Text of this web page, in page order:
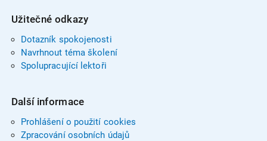
Užitečné odkazy
Dotazník spokojenosti
Navrhnout téma školení
Spolupracující lektoři
Další informace
Prohlášení o použití cookies
Zpracování osobních údajů